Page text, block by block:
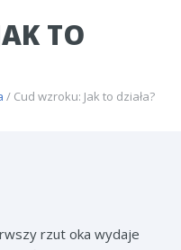
TO
/ Cud wzroku: Jak to działa?
rzut oka wydaje